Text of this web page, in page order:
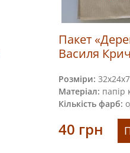
Пакет
Василя
Розміри:
Матеріал: папір
Кількість фарб:
40 грн